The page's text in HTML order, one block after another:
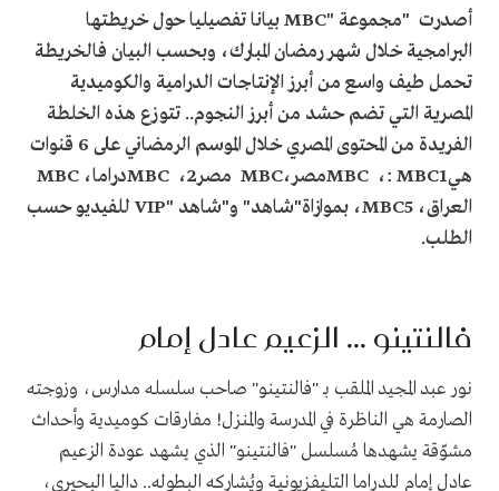
أصدرت "مجموعةMBC"بيانا تفصيليا حول خريطتها
البرامجية خلال شهر رمضان المبارك، وبحسب البيان فالخريطة
تحمل طيف واسع من أبرز الإنتاجات الدرامية والكوميدية
المصرية التي تضم حشد من أبرز النجوم.. تتوزع هذه الخلطة
الفريدة من المحتوى المصري خلال الموسم الرمضاني على 6 قنوات
: MBC1،MBCمصر،MBCمصر2، MBCدراما،MBC
العراق،MBC5، بموازاة"شاهد" و"شاهدVIP"للفيديو حسب
الطلب.
فالنتينو ... الزعيم عادل إمام
نور عبد المجيد الملقب بـ "فالنتينو" صاحب سلسله مدارس، وزوجته
الصارمة هي الناظرة في المدرسة والمنزل! مفارقات كوميدية وأحداث
مشوّقة يشهدها مُسلسل "فالنتينو" الذي يشهد عودة الزعيم
عادل إمام للدراما التليفزيونية ويُشاركه البطوله.. داليا البحيري،